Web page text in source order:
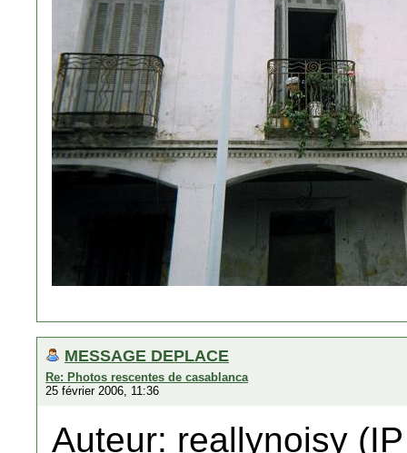
MESSAGE DEPLACE
Re: Photos rescentes de casablanca
25 février 2006, 11:36
Auteur: reallynoisy